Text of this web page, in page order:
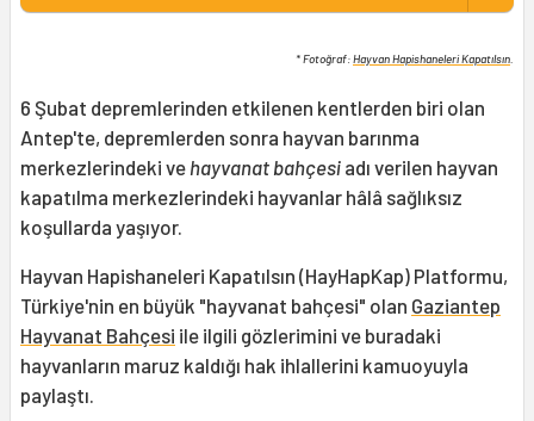
* Fotoğraf:Hayvan Hapishaneleri Kapatılsın
6 Şubat depremlerinden etkilenen kentlerden biri olan
Antep'te, depremlerden sonra hayvan barınma
merkezlerindeki ve hayvanat bahçesi adı verilen hayvan
kapatılma merkezlerindeki hayvanlar hâlâ sağlıksız
koşullarda yaşıyor.
Hayvan Hapishaneleri Kapatılsın (HayHapKap) Platformu,
Türkiye'nin en büyük "hayvanat bahçesi" olan Gaziantep
Hayvanat Bahçesi ile ilgili gözlerimini ve buradaki
hayvanların maruz kaldığı hak ihlallerini kamuoyuyla
paylaştı.